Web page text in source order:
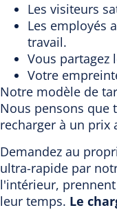
Les visiteurs
Les employés
travail.
Vous partagez
Votre
Notre modèle de
Nous pensons que
recharger à un prix
Demandez au
ultra-rapide par
l'intérieur,
leur temps. Le